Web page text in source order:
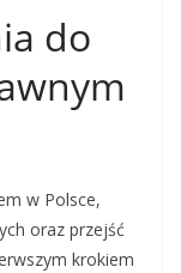
do
w Polsce,
oraz przejść
krokiem